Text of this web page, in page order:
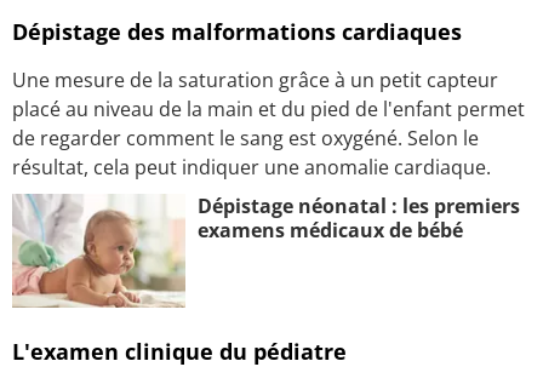
Dépistage des malformations cardiaques
Une mesure de la saturation grâce à un petit capteur
placé au niveau de la main et du pied de l'enfant permet
de regarder comment le sang est oxygéné. Selon le
résultat, cela peut indiquer une anomalie cardiaque.
Dépistage néonatal : les premiers
examens médicaux de bébé
L'examen clinique du pédiatre